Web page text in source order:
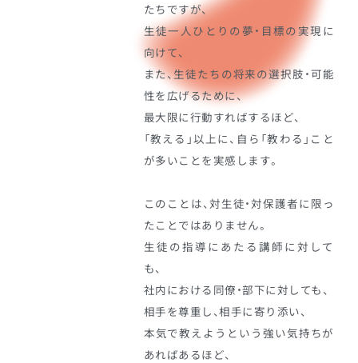
たちですが、
生徒一人ひとりの夢・目標の実現に
向けて、
また、生徒たちの将来の選択肢・可能
性を広げるために、
最大限に行動すればするほど、
「教える」以上に、自ら「教わる」こと
が多いことを実感します。
このことは、対生徒・対保護者に限っ
たことではありません。
生徒の指導にあたる講師に対して
も、
社内における同僚・部下に対しても、
相手を尊重し、相手に寄り添い、
本気で教えようという強い気持ちが
あればあるほど、